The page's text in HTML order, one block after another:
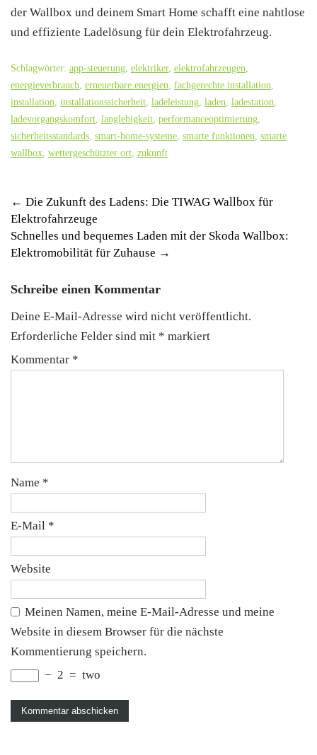
der Wallbox und deinem Smart Home schafft eine nahtlose
und effiziente Ladelösung für dein Elektrofahrzeug.
Schlagwörter: app-steuerung elektriker, elektrofahrzeugen
energieverbrauch erneuerbare energien fachgerechte installation
installation installationssicherheit ladeleistung laden ladestation
ladevorgangskomfort langlebigkeit performanceoptimierung
sicherheitsstandards smart-home-systeme smarte funktionen smarte
wallbox wettergeschützter ort zukunft
Post
navigation
← Die Zukunft des Ladens: Die TIWAG Wallbox für
Elektrofahrzeuge
Schnelles und bequemes Laden mit der Skoda Wallbox:
Elektromobilität für Zuhause →
Schreibe einen Kommentar
Deine E-Mail-Adresse wird nicht veröffentlicht.
Erforderliche Felder sind mit * markiert
Kommentar *
Name *
E-Mail *
Website
Meinen Namen, meine E-Mail-Adresse und meine
Website in diesem Browser für die nächste
Kommentierung speichern.
− 2 = two